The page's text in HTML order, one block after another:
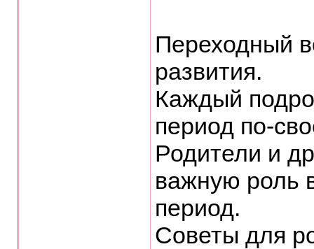
Переходный
развития.
Каждый
период по-
Родители и
важную роль
период.
Советы для